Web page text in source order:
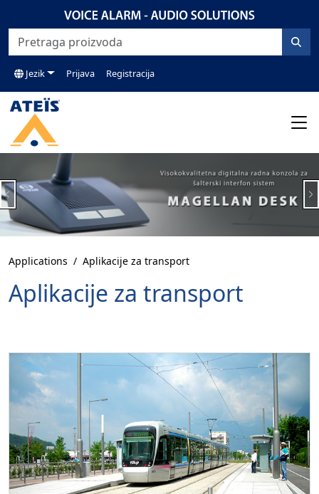
Jezik Prijava Registracija
Previous
Applications Aplikacije za transport
Aplikacije za transport